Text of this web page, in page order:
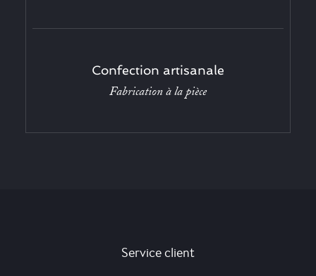
Confection artisanale
Fabrication à la pièce
Service client